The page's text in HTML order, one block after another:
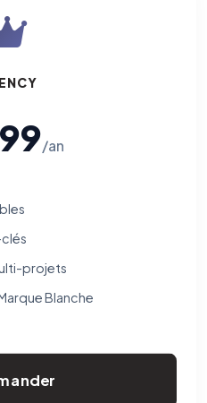
/an
projets
Blanche